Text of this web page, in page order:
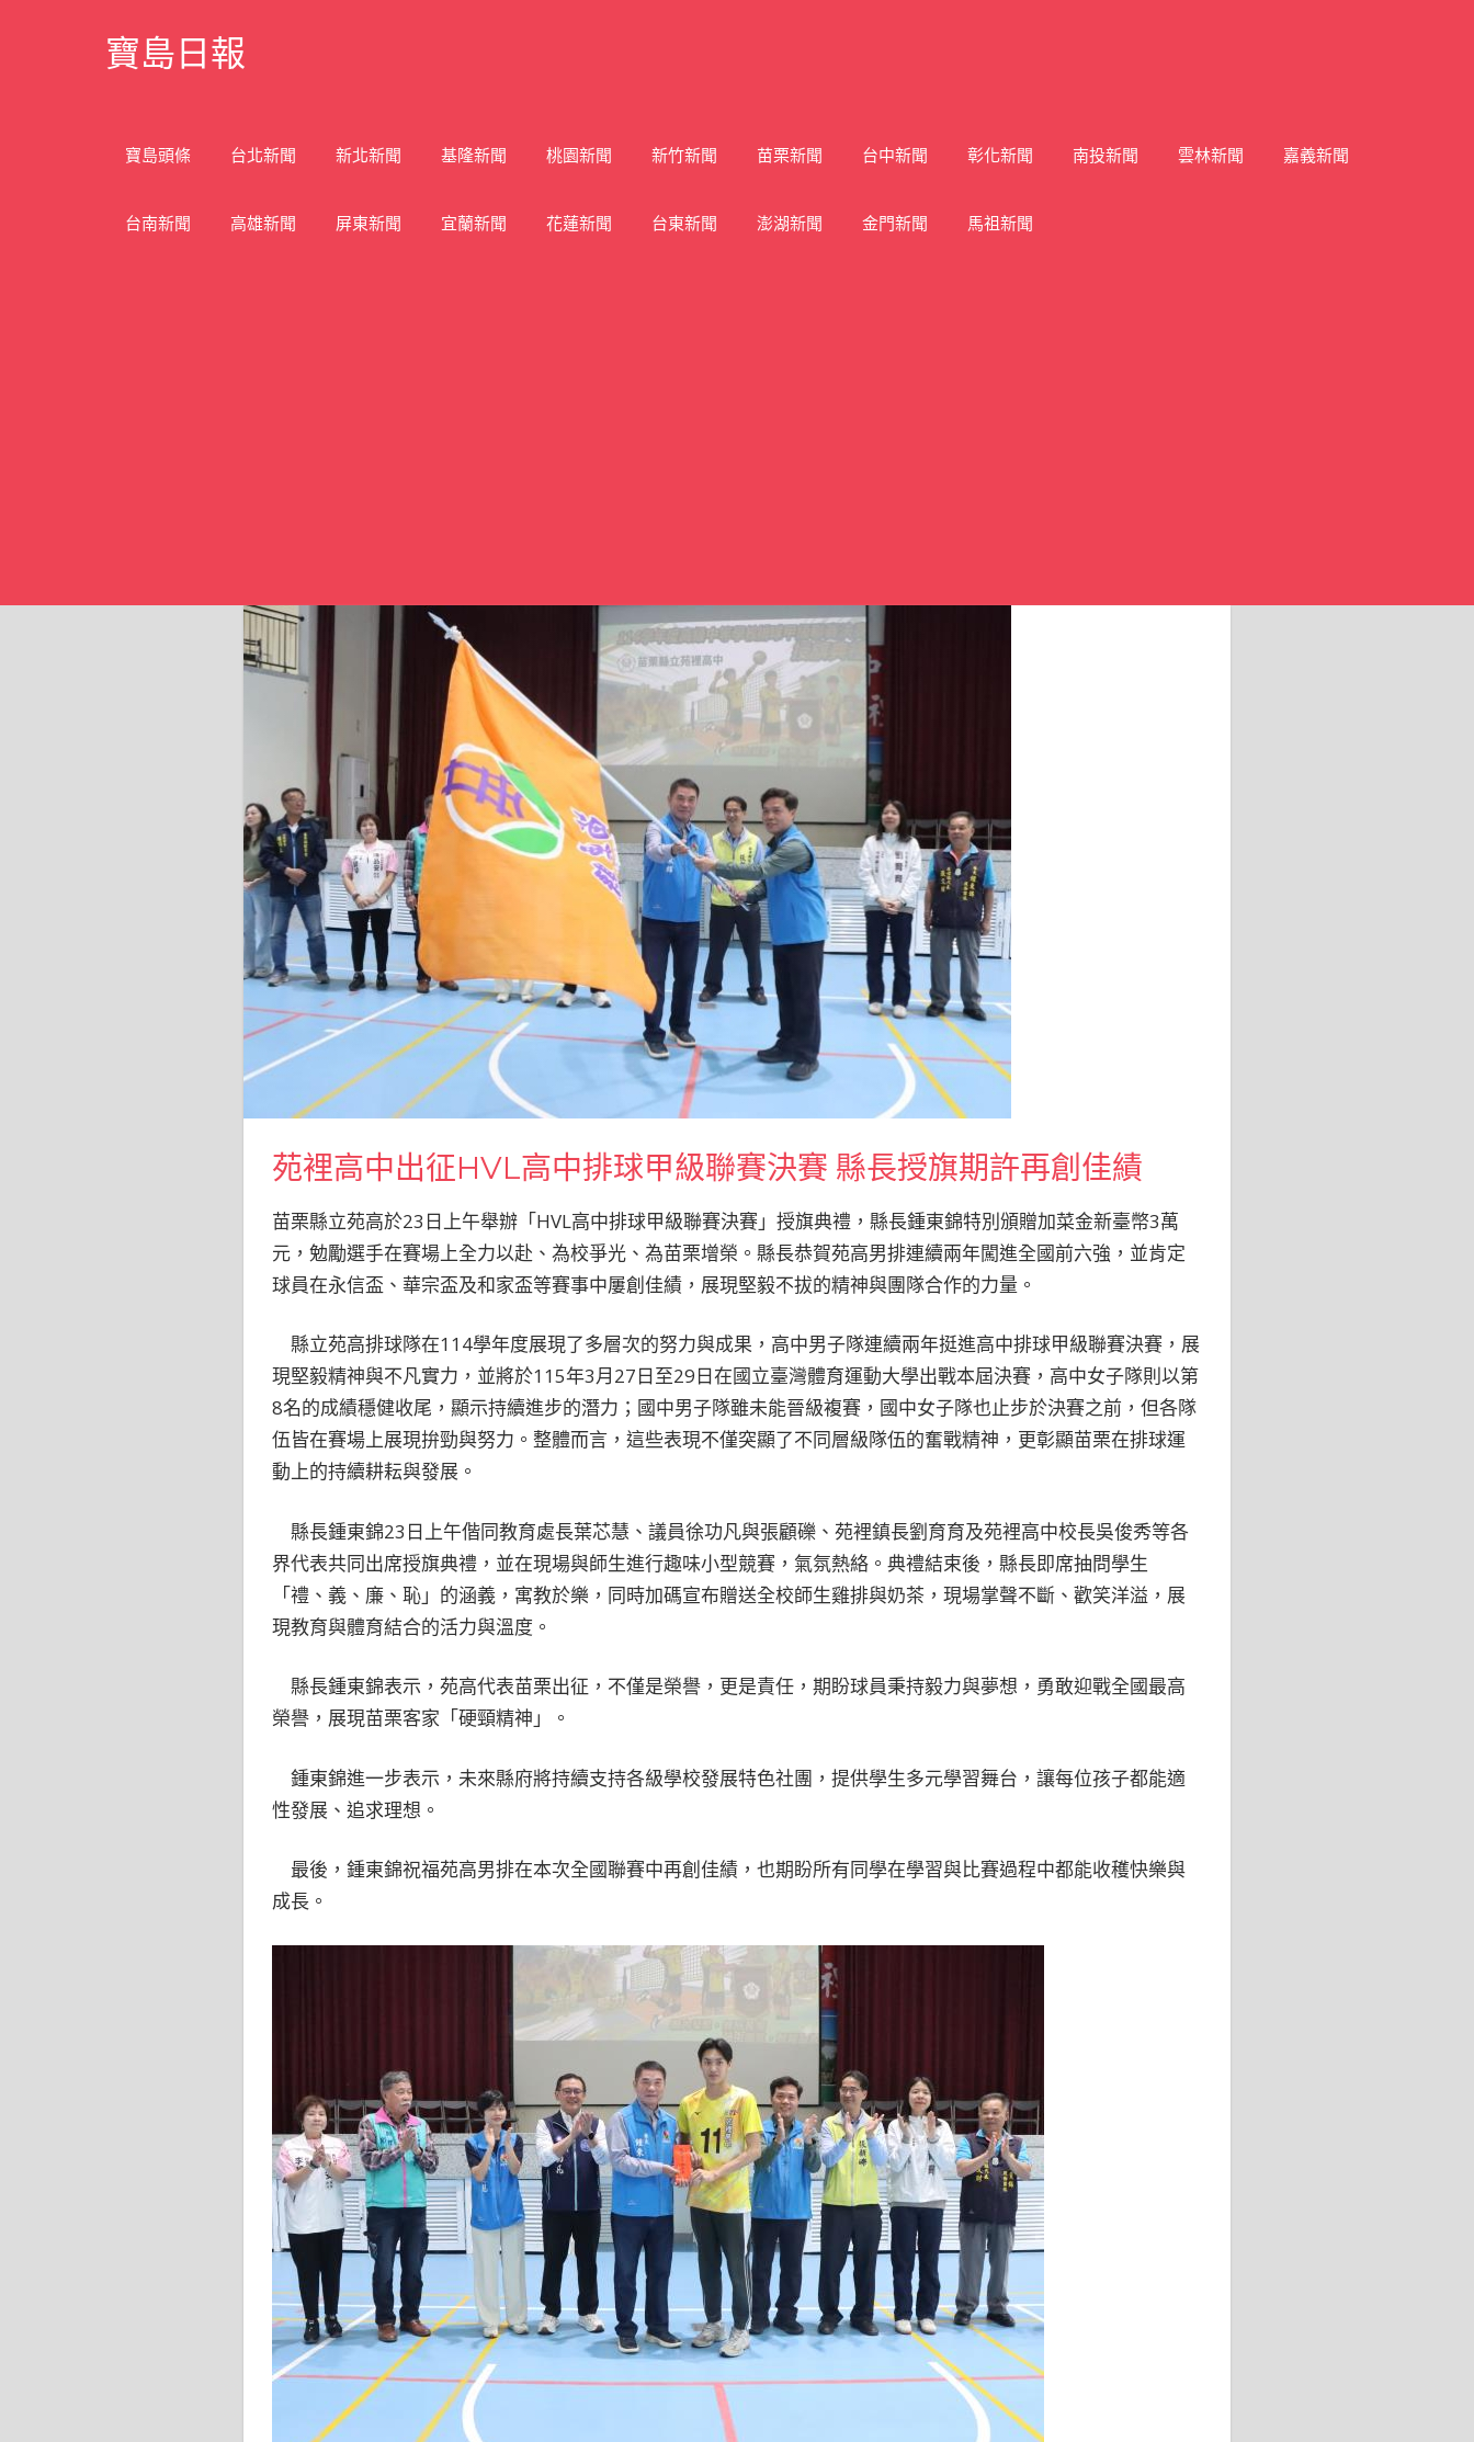
寶島日報
寶島頭條 台北新聞 新北新聞 基隆新聞 桃園新聞 新竹新聞 苗栗新聞 台中新聞 彰化新聞 南投新聞 雲林新聞 嘉義新聞
台南新聞 高雄新聞 屏東新聞 宜蘭新聞 花蓮新聞 台東新聞 澎湖新聞 金門新聞 馬祖新聞
苑裡高中出征HVL高中排球甲級聯賽決賽 縣長授旗期許再創佳績
苗栗縣立苑高於23日上午舉辦「HVL高中排球甲級聯賽決賽」授旗典禮，縣長鍾東錦特別頒贈加菜金新臺幣3萬
元，勉勵選手在賽場上全力以赴、為校爭光、為苗栗增榮。縣長恭賀苑高男排連續兩年闖進全國前六強，並肯定
球員在永信盃、華宗盃及和家盃等賽事中屢創佳績，展現堅毅不拔的精神與團隊合作的力量。
縣立苑高排球隊在114學年度展現了多層次的努力與成果，高中男子隊連續兩年挺進高中排球甲級聯賽決賽，展
現堅毅精神與不凡實力，並將於115年3月27日至29日在國立臺灣體育運動大學出戰本屆決賽，高中女子隊則以第
8名的成績穩健收尾，顯示持續進步的潛力；國中男子隊雖未能晉級複賽，國中女子隊也止步於決賽之前，但各隊
伍皆在賽場上展現拚勁與努力。整體而言，這些表現不僅突顯了不同層級隊伍的奮戰精神，更彰顯苗栗在排球運
動上的持續耕耘與發展。
縣長鍾東錦23日上午偕同教育處長葉芯慧、議員徐功凡與張顧礫、苑裡鎮長劉育育及苑裡高中校長吳俊秀等各
界代表共同出席授旗典禮，並在現場與師生進行趣味小型競賽，氣氛熱絡。典禮結束後，縣長即席抽問學生
「禮、義、廉、恥」的涵義，寓教於樂，同時加碼宣布贈送全校師生雞排與奶茶，現場掌聲不斷、歡笑洋溢，展
現教育與體育結合的活力與溫度。
縣長鍾東錦表示，苑高代表苗栗出征，不僅是榮譽，更是責任，期盼球員秉持毅力與夢想，勇敢迎戰全國最高
榮譽，展現苗栗客家「硬頸精神」。
鍾東錦進一步表示，未來縣府將持續支持各級學校發展特色社團，提供學生多元學習舞台，讓每位孩子都能適
性發展、追求理想。
最後，鍾東錦祝福苑高男排在本次全國聯賽中再創佳績，也期盼所有同學在學習與比賽過程中都能收穫快樂與
成長。